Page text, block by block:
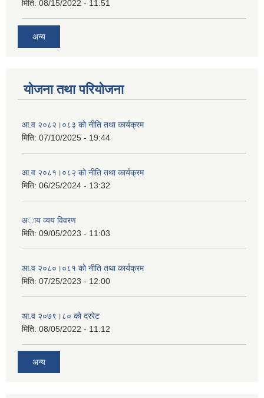
मिति: 08/15/2022 - 11:51
अन्य
योजना तथा परियोजना
आ.व २०८२।०८३ काे नीति तथा कार्यक्रम
मिति: 07/10/2025 - 19:44
आ.व २०८१।०८२ काे नीति तथा कार्यक्रम
मिति: 06/25/2024 - 13:32
अाय व्यय विवरण
मिति: 09/05/2023 - 11:03
आ.व २०८०।०८१ काे नीति तथा कार्यक्रम
मिति: 07/25/2023 - 12:00
आ.व २०७९।८० काे दररेट
मिति: 08/05/2022 - 11:12
अन्य